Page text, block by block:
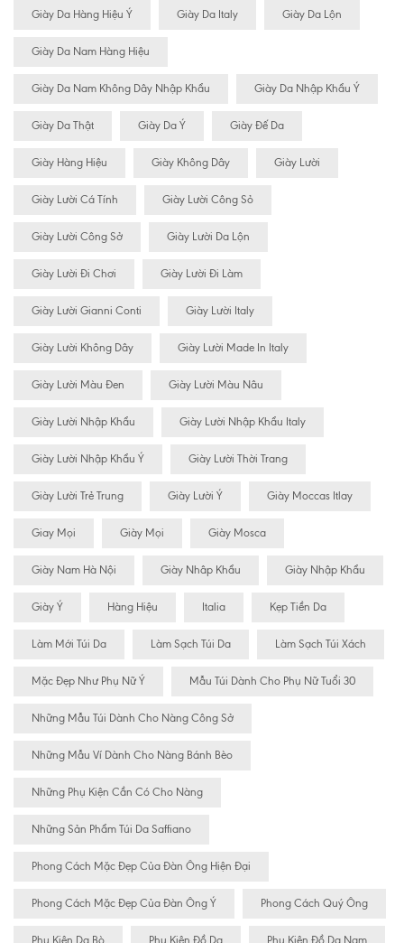
Giày Da Hàng Hiệu Ý Giày Da Italy Giày Da Lộn
Giày Da Nam Hàng Hiệu
Giày Da Nam Không Dây Nhập Khẩu Giày Da Nhập Khẩu Ý
Giày Da Thật Giày Da Ý Giày Đế Da
Giày Hàng Hiệu Giày Không Dây Giày Lười
Giày Lười Cá Tính Giày Lười Công Sỏ
Giày Lười Công Sở Giày Lười Da Lộn
Giày Lười Đi Chơi Giày Lười Đi Làm
Giày Lười Gianni Conti Giày Lười Italy
Giày Lười Không Dây Giày Lười Made In Italy
Giày Lười Màu Đen Giày Lười Màu Nâu
Giày Lười Nhập Khẩu Giày Lười Nhập Khẩu Italy
Giày Lười Nhập Khẩu Ý Giày Lười Thời Trang
Giày Lười Trẻ Trung Giày Lười Ý Giày Moccas Itlay
Giay Mọi Giày Mọi Giày Mosca
Giày Nam Hà Nội Giày Nhâp Khẩu Giày Nhập Khẩu
Giày Ý Hàng Hiệu Italia Kẹp Tiền Da
Làm Mới Túi Da Làm Sạch Túi Da Làm Sạch Túi Xách
Mặc Đẹp Như Phụ Nữ Ý Mẫu Túi Dành Cho Phụ Nữ Tuổi 30
Những Mẫu Túi Dành Cho Nàng Công Sở
Những Mẫu Ví Dành Cho Nàng Bánh Bèo
Những Phụ Kiện Cần Có Cho Nàng
Những Sản Phẩm Túi Da Saffiano
Phong Cách Mặc Đẹp Của Đàn Ông Hiện Đại
Phong Cách Mặc Đẹp Của Đàn Ông Ý Phong Cách Quý Ông